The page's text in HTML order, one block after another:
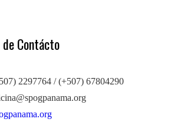
Contácto
2297764 / (+507) 67804290